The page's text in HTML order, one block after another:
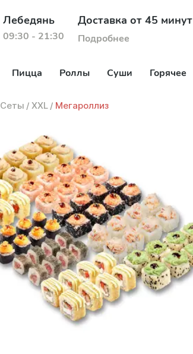
Лебедянь
09:30 - 21:30
Доставка от 45 минут
Подробнее
Пицца Роллы Суши Горячее
Сеты / XXL / Мегароллиз